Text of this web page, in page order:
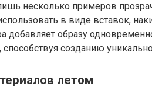
несколько примеров
в виде вставок,
добавляет образу
созданию
летом